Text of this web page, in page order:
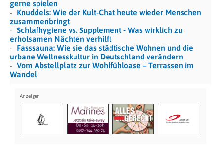
gerne spielen
Knuddels: Wie der Kult-Chat heute wieder Menschen
zusammenbringt
Schlafhygiene vs. Supplement - Was wirklich zu
erholsamen Nächten verhilft
Fasssauna: Wie sie das städtische Wohnen und die
urbane Wellnesskultur in Deutschland verändern
Vom Abstellplatz zur Wohlfühloase – Terrassen im
Wandel